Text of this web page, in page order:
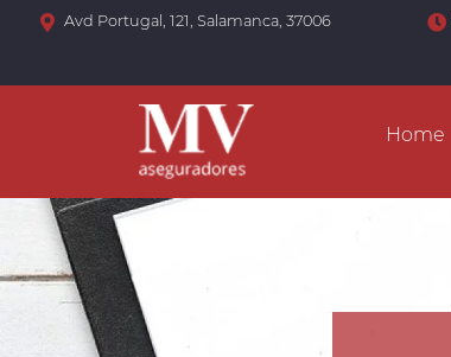
Avd Portugal, 121, Salamanca, 37006
Home